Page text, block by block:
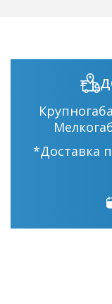
*Доставка